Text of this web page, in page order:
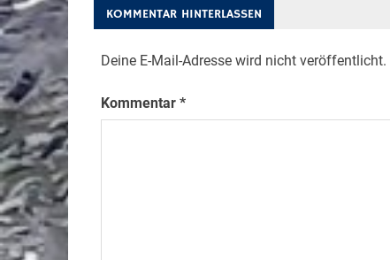
KOMMENTAR HINTERLASSEN
Deine E-Mail-Adresse wird nicht veröffentlicht.
Kommentar *